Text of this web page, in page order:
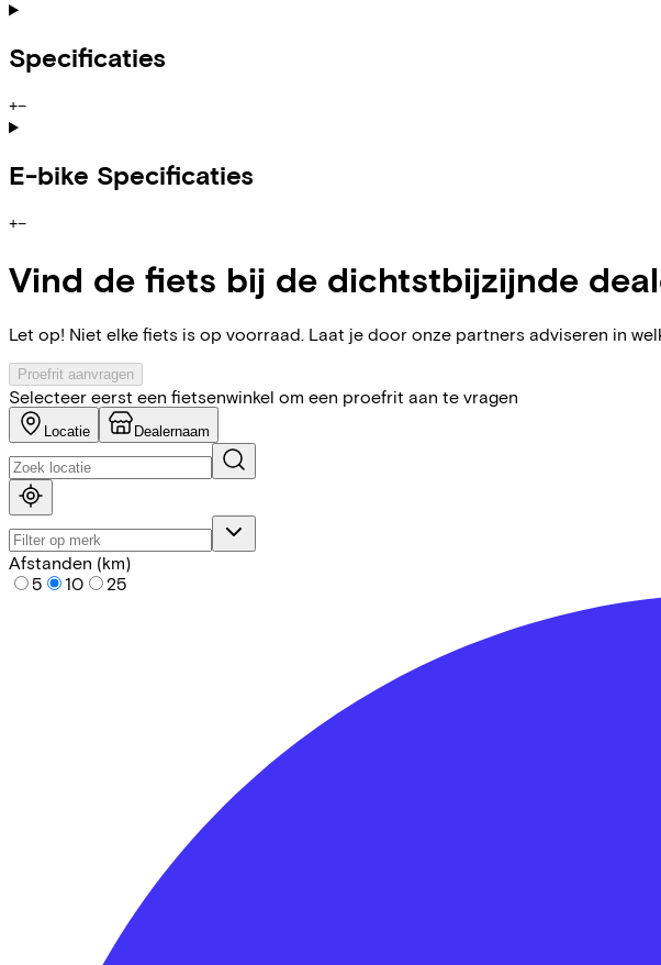
Specificaties
+−
E-bike Specificaties
+−
Vind de fiets bij de dichtstbijzijnde
Let op! Niet elke fiets is op voorraad. Laat je door onze partners adviseren in
Proefrit aanvragen
Selecteer eerst een fietsenwinkel om een proefrit aan te vragen
Locatie Dealernaam
Afstanden (km)
5
10 25